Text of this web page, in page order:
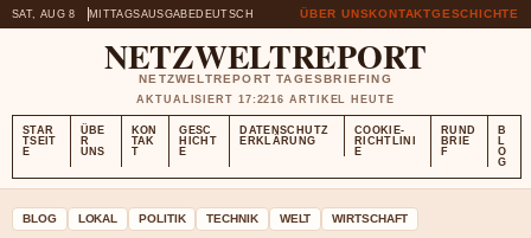
SAT, AUG 8 MITTAGSAUSGABEDEUTSCH ÜBER UNSKONTAKTGESCHICHTE
NETZWELTREPORT
NETZWELTREPORT TAGESBRIEFING
AKTUALISIERT 17:2216 ARTIKEL HEUTE
STAR
TSEIT
E
ÜBE
R
UNS
KON
TAK
T
GESC
HICHT
E
DATENSCHUTZ
ERKLÄRUNG
COOKIE-
RICHTLINI
E
RUND
BRIE
F
B
L
O
G
BLOG LOKAL POLITIK TECHNIK WELT WIRTSCHAFT